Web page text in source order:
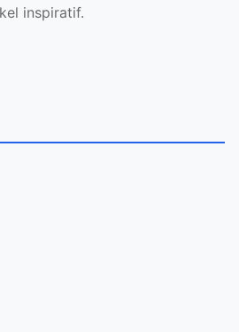
inspiratif.